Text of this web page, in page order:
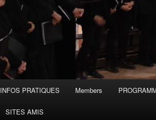
INFOS PRATIQUES Members
SITES AMIS